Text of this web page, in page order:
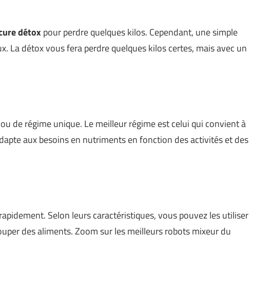
détox pour perdre quelques kilos. Cependant, une simple
La détox vous fera perdre quelques kilos certes, mais avec un
de régime unique. Le meilleur régime est celui qui convient à
aux besoins en nutriments en fonction des activités et des
Selon leurs caractéristiques, vous pouvez les utiliser
des aliments. Zoom sur les meilleurs robots mixeur du